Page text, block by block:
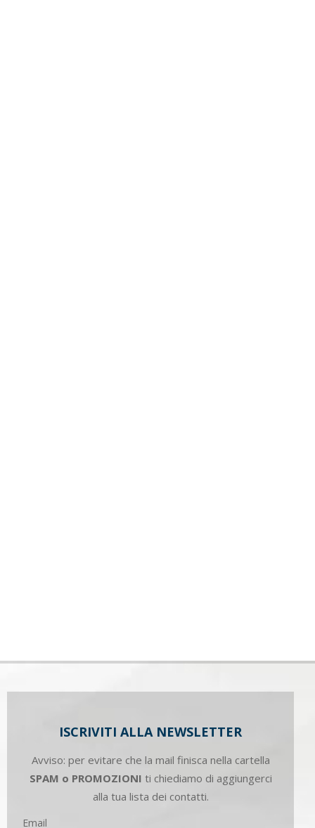
ISCRIVITI ALLA NEWSLETTER
Avviso: per evitare che la mail finisca nella cartella
SPAM o PROMOZIONI ti chiediamo di aggiungerci
alla tua lista dei contatti.
Email